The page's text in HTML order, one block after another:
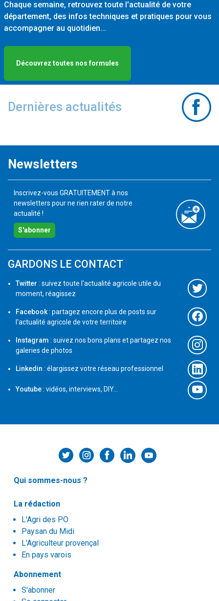
Chaque semaine, retrouvez toute l'actualité de votre
département, des infos techniques et pratiques pour vous
accompagner au quotidien...
Découvrez toutes nos formules
Dernières actualités
Newsletters
Inscrivez-vous GRATUITEMENT à nos
newsletters pour ne rien rater de notre
actualité !
S'abonner
GARDONS LE CONTACT
Twitter : suivez toute l'actualité agricole utile du
moment, réagissez
Facebook: partagez encore plus de posts sur
l'actualité agricole de votre territoire
Instagram : suivez nos bons plans et partagez nos
galeries de photos
Linkedin : élargissez votre réseau professionnel
Youtube: vidéos, interviews, DIY...
Qui sommes-nous ?
La rédaction
L'Agri des PO
Paysan du Midi
L'Agriculteur provençal
En pays varois
Abonnement
S'abonner